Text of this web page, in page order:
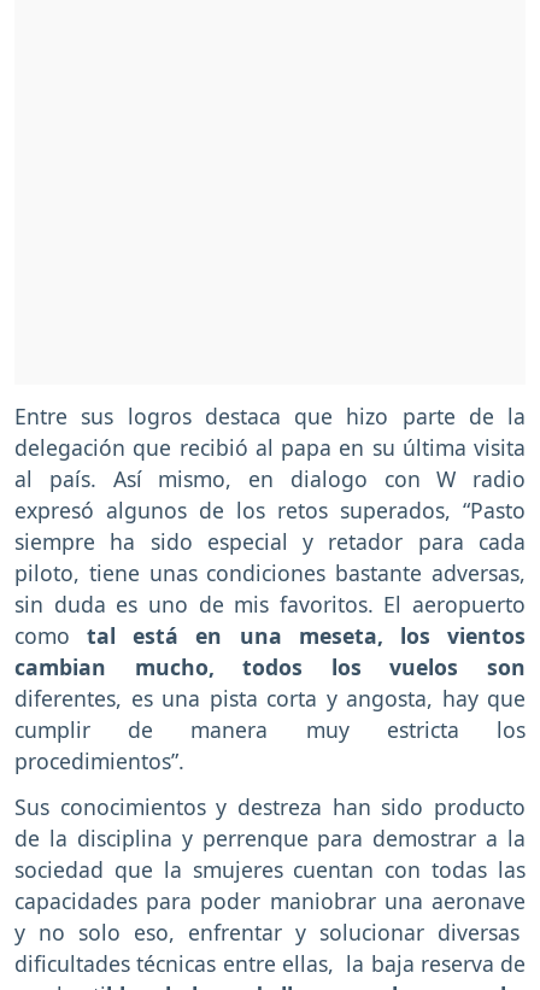
Entre sus logros destaca que hizo parte de la
delegación que recibió al papa en su última visita
al país. Así mismo, en dialogo con W radio
expresó algunos de los retos superados, “Pasto
siempre ha sido especial y retador para cada
piloto, tiene unas condiciones bastante adversas,
sin duda es uno de mis favoritos. El aeropuerto
como tal está en una meseta, los vientos
cambian mucho, todos los vuelos son
diferentes, es una pista corta y angosta, hay que
cumplir de manera muy estricta los
procedimientos”.
Sus conocimientos y destreza han sido producto
de la disciplina y perrenque para demostrar a la
sociedad que la smujeres cuentan con todas las
capacidades para poder maniobrar una aeronave
y no solo eso, enfrentar y solucionar diversas
dificultades técnicas entre ellas, la baja reserva de